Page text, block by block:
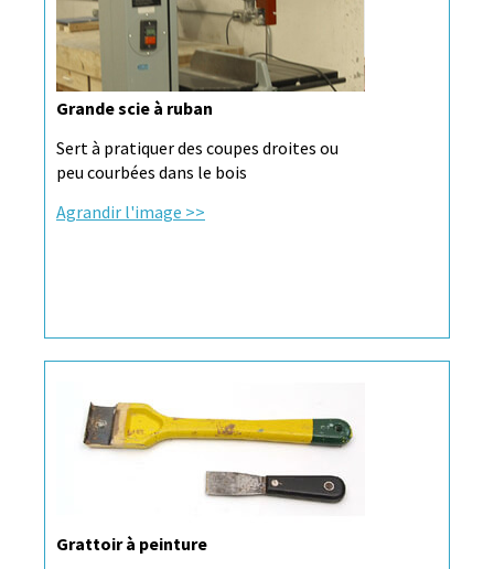
Grande scie à ruban
Sert à pratiquer des coupes droites ou
peu courbées dans le bois
Agrandir l'image >>
Grattoir à peinture